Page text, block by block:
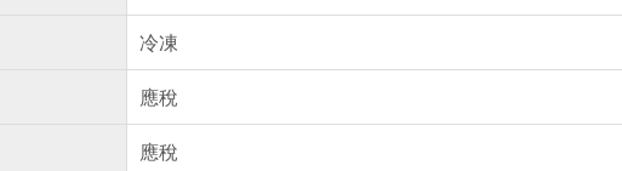
冷凍
應稅
應稅